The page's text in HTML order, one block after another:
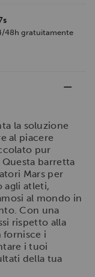
48h gratuitamente
la soluzione
al piacere
pur
barretta
Mars per
agli atleti,
al mondo in
Con una
rispetto alla
fornisce i
i tuoi
della tua